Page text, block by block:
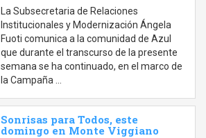
La Subsecretaria de Relaciones
Institucionales y Modernización Ángela
Fuoti comunica a la comunidad de Azul
que durante el transcurso de la presente
semana se ha continuado, en el marco de
la Campaña …
Sonrisas para Todos, este
domingo en Monte Viggiano